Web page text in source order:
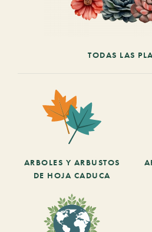
TODAS LAS
ARBOLES Y ARBUSTOS
DE HOJA CADUCA